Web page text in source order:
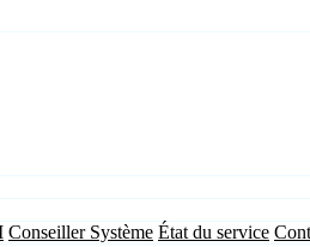
Conseiller Système État du service